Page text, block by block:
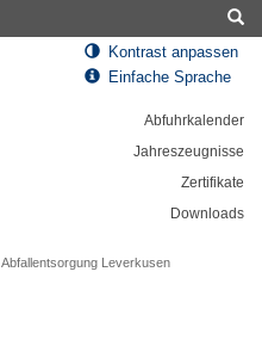
Kontrast anpassen
Einfache Sprache
Abfuhrkalender
Jahreszeugnisse
Zertifikate
Downloads
Abfallentsorgung Leverkusen